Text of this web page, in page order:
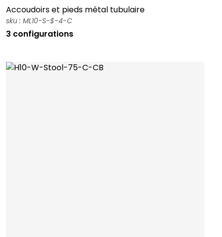
Accoudoirs et pieds métal tubulaire
sku : ML10-S-$-4-C
3 configurations